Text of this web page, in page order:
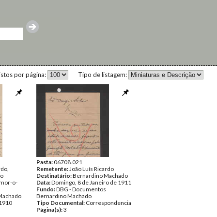
Tipo de listagem:
por página:
o-
Pasta:06708.021
Remetente:João Luís Ricardo
Destinatário:Bernardino Machado
Data:Domingo, 8 de Janeiro de 1911
Fundo:DBG - Documentos
Bernardino Machado
Tipo Documental: Correspondencia
Página(s):3